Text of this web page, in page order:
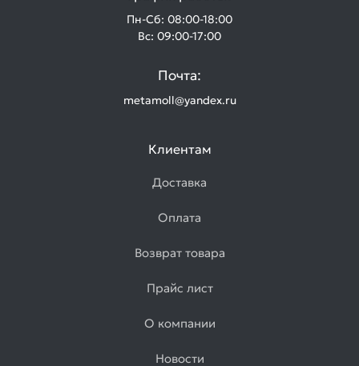
Пн-Сб: 08:00-18:00
Вс: 09:00-17:00
Почта:
metamoll@yandex.ru
Клиентам
Доставка
Оплата
Возврат товара
Прайс лист
О компании
Новости